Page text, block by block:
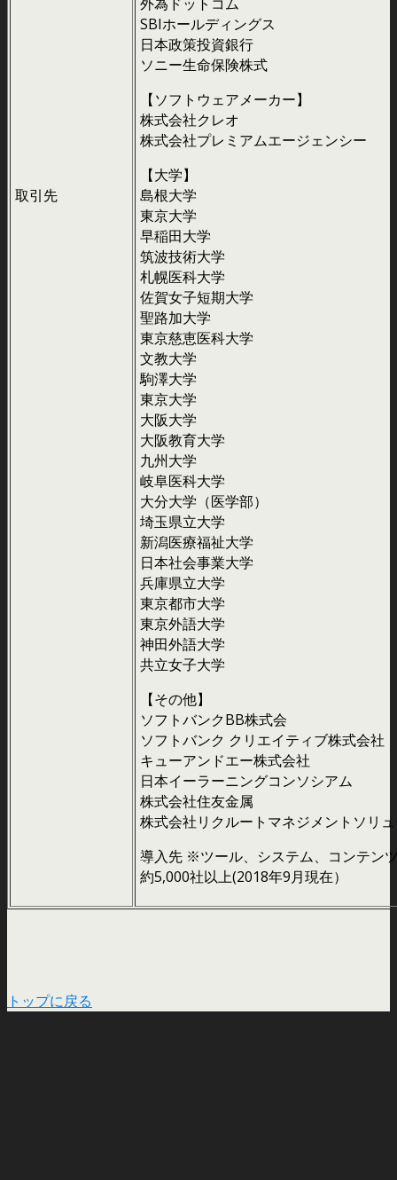
取引先
SBIホールディングス
日本政策投資銀行
ソニー生命保険株式
【ソフトウェアメーカー】
株式会社クレオ
株式会社プレミアムエージェンシー
【大学】
島根大学
東京大学
早稲田大学
筑波技術大学
札幌医科大学
佐賀女子短期大学
聖路加大学
東京慈恵医科大学
文教大学
駒澤大学
東京大学
大阪大学
大阪教育大学
九州大学
岐阜医科大学
大分大学（医学部）
埼玉県立大学
新潟医療福祉大学
日本社会事業大学
兵庫県立大学
東京都市大学
東京外語大学
神田外語大学
共立女子大学
【その他】
ソフトバンクBB株式会
ソフトバンク クリエイティブ株式会社
キューアンドエー株式会社
日本イーラーニングコンソシアム
株式会社住友金属
株式会社リクルートマネジメントソリ
導入先 ※ツール、システム、コンテン
約5,000社以上(2018年9月現在）
トップに戻る